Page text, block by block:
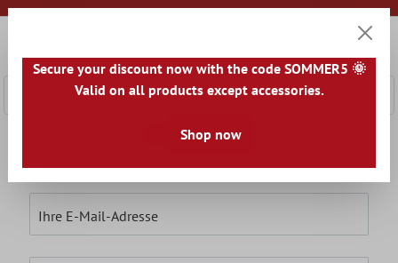
springen
Einloggen mit E-Mail-Adresse und Passwort
Ihre E-Mail-Adresse
Secure your discount now with the code SOMMER5 🌞
Valid on all products except accessories.
Shop now